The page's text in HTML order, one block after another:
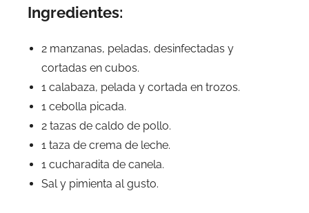
Ingredientes:
2 manzanas, peladas, desinfectadas y
cortadas en cubos.
1 calabaza, pelada y cortada en trozos.
1 cebolla picada.
2 tazas de caldo de pollo.
1 taza de crema de leche.
1 cucharadita de canela.
Sal y pimienta al gusto.